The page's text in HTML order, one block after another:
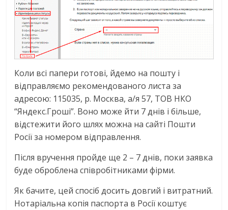
Коли всі папери готові, йдемо на пошту і
відправляємо рекомендованого листа за
адресою: 115035, р. Москва, а/я 57, ТОВ НКО
“Яндекс.Гроші”. Воно може йти 7 днів і більше,
відстежити його шлях можна на сайті Пошти
Росії за номером відправлення.
Після вручення пройде ще 2 – 7 днів, поки заявка
буде оброблена співробітниками фірми.
Як бачите, цей спосіб досить довгий і витратний.
Нотаріальна копія паспорта в Росії коштує